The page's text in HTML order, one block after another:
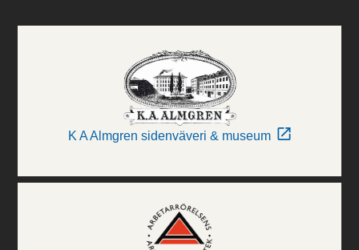
K A Almgren sidenväveri & museum